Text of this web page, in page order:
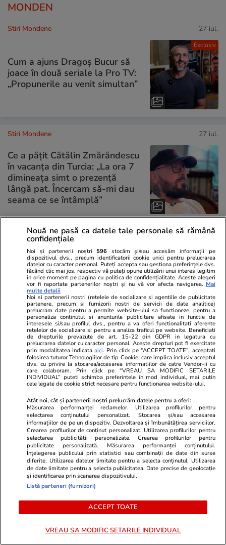
MONDEN
Exclusiv
Stiri Mondene 27 iul.
Cum a ajuns Dragoș Bucur să
joace în două seriale la Pro TV:
„Propunerile au venit simultan”
Stiri Mondene 27 iul.
Ce a pățit Cătălin Zmărăndescu
în vacanța din Turcia: „La ora 7
dimineața simt o prezență
lângă pat. Încercam să-mi dau
seama ce se întâmplă”
PARTENERI
TVMania.ro
A rupt tăcerea fără nicio rușine!
Daniela Crudu spune totul despre
activitatea ei de pe platformele
pentru adulți: „Fac ce vreau, e
wow!”
luat o
aparatul
PARTENERI
Nouă ne pasă ca datele tale personale să rămână
confidențiale
Noi și partenerii noștri 596 stocăm și/sau accesăm informații pe
dispozitivul dvs., precum identificatorii cookie unici pentru prelucrarea
datelor cu caracter personal. Puteți accepta sau gestiona preferințele dvs.
făcând clic mai jos, respectiv vă puteți opune utilizării unui interes legitim
în orice moment pe pagina cu politica de confidențialitate. Aceste alegeri
vor fi raportate partenerilor noștri și nu vă vor afecta navigarea. Mai
multe detalii
Noi si partenerii nostri (retelele de socializare si agentiile de publicitate
partenere, precum si furnizorii nostri de servicii de date analitice)
prelucram date pentru a permite website-ului sa functioneze, pentru a
personaliza continutul si anunturile publicitare afisate in functie de
interesele si/sau profilul dvs., pentru a va oferi functionalitati aferente
retelelor de socializare si pentru a analiza traficul pe website. Beneficiati
de drepturile prevazute de art. 15-22 din GDPR in legatura cu
prelucrarea datelor cu caracter personal. Aceste drepturi pot fi exercitate
prin modalitatea indicataaici. Prin click pe “ACCEPT TOATE”, acceptati
folosirea tuturor Tehnologiilor de tip Cookie, care implica inclusiv acceptul
dvs. cu privire la stocarea/accesarea informatiilor de catre Vendor-ii cu
care colaboram. Prin click pe “VREAU SA MODIFIC SETARILE
INDIVIDUAL” puteti schimba preferintele in mod individual, mai putin
cele legate de cookie strict necesare pentru functionarea website-ului.
Atât noi, cât și partenerii noștri prelucrăm datele pentru a oferi:
Măsurarea performanței reclamelor. Utilizarea profilurilor pentru
selectarea conținutului personalizat. Stocarea și/sau accesarea
informațiilor de pe un dispozitiv. Dezvoltarea și îmbunătățirea serviciilor.
Crearea profilurilor de conținut personalizat. Utilizarea profilurilor pentru
selectarea publicității personalizate. Crearea profilurilor pentru
publicitate personalizată. Măsurarea performanței conținutului.
Înțelegerea publicului prin statistici sau combinații de date din surse
diferite. Utilizarea datelor limitate pentru a selecta conținutul. Utilizarea
de date limitate pentru a selecta publicitatea. Date precise de geolocație
și identificarea prin scanarea dispozitivului.
Listă parteneri (furnizori)
ACCEPT TOATE
VREAU SA MODIFIC SETARILE INDIVIDUAL